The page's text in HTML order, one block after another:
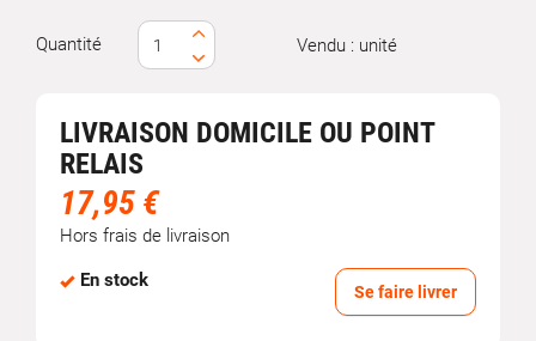
Quantité Vendu : unité
LIVRAISON DOMICILE OU POINT
RELAIS
17,95 €
Hors frais de livraison
En stock
Se faire livrer